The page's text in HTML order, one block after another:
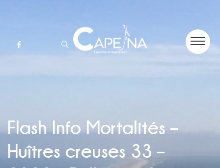
Flash Info Mortalités –
Huîtres creuses 33 –